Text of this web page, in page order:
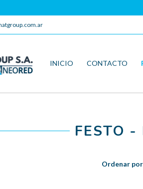
INICIO CONTACTO
FESTO -
Ordenar por